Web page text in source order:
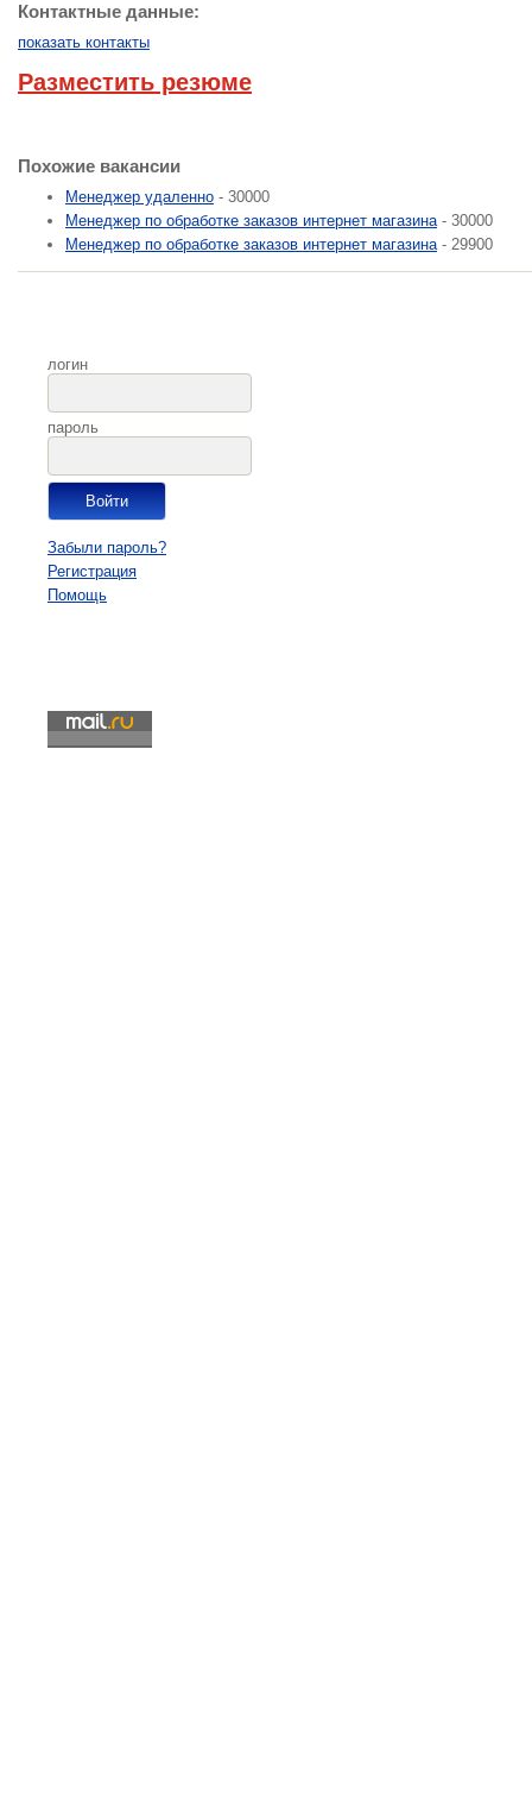
Контактные данные:
показать контакты
Разместить резюме
Похожие вакансии
Менеджер удаленно - 30000
Менеджер по обработке заказов интернет магазина- 30000
Менеджер по обработке заказов интернет магазина- 29900
логин
пароль
Забыли пароль?
Регистрация
Помощь